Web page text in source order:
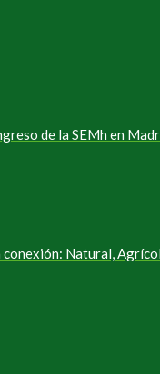
de la SEMh en
conexión: Natural,